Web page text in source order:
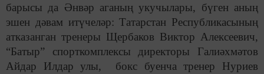
барысы да Әнвәр аганың укучылары, бүген аның
эшен дәвам итүчеләр: Татарстан Республикасының
атказанган тренеры Щербаков Виктор Алексеевич,
“Батыр” спорткомплексы директоры Галиәхмәтов
Айдар Илдар улы, бокс буенча тренер Нуриев